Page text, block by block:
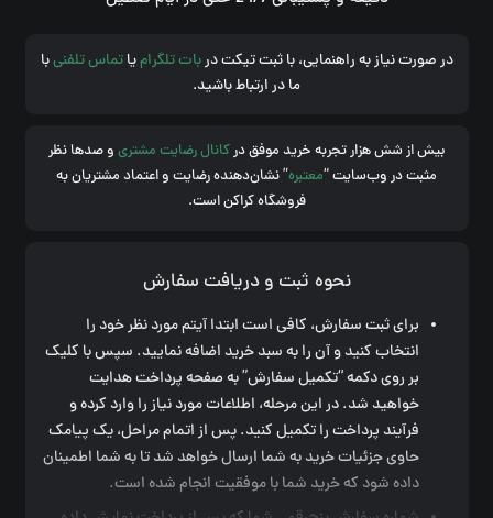
عدد
در صورت نیاز به راهنمایی، با ثبت تیکت دربات تلگرامیاتماس تلفنیبا
ما در ارتباط باشید.
بیش از شش هزار تجربه خرید موفق درکانال رضایت مشتری و صدها نظر
مثبت در وب‌سایت “معتبره” نشان‌دهنده رضایت و اعتماد مشتریان به
فروشگاه کراکن است.
نحوه ثبت و دریافت سفارش
برای ثبت سفارش، کافی است ابتدا آیتم مورد نظر خود را
انتخاب کنید و آن را به سبد خرید اضافه نمایید. سپس با کلیک
بر روی دکمه “تکمیل سفارش” به صفحه پرداخت هدایت
خواهید شد. در این مرحله، اطلاعات مورد نیاز را وارد کرده و
فرآیند پرداخت را تکمیل کنید. پس از اتمام مراحل، یک پیامک
حاوی جزئیات خرید به شما ارسال خواهد شد تا به شما اطمینان
داده شود که خرید شما با موفقیت انجام شده است.